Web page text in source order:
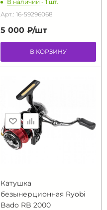
В наличии - 1 шт.
Арт.: 16-59296068
5 000 ₽/шт
В КОРЗИНУ
Катушка
безынерционная Ryobi
Bado RB 2000